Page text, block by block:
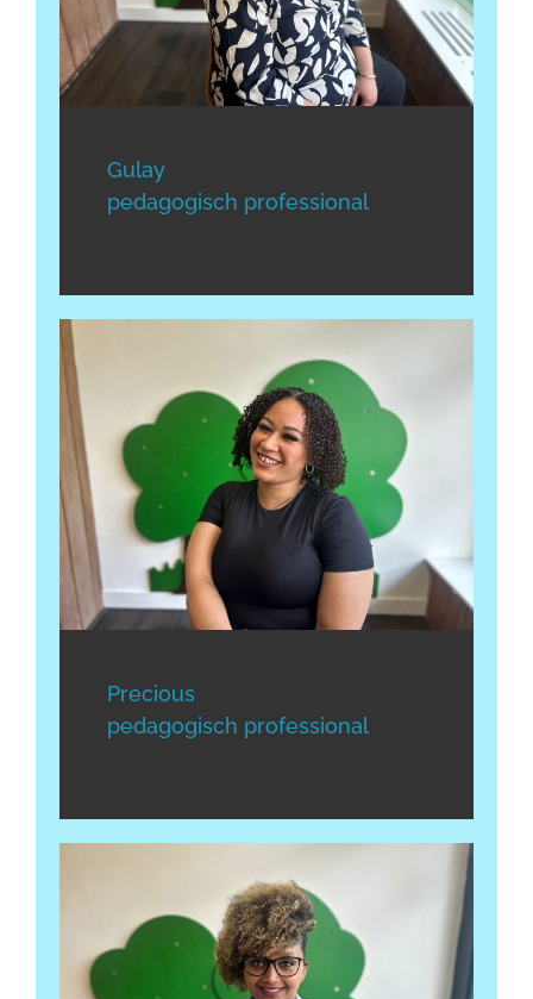
Gulay
pedagogisch professional
Precious
pedagogisch professional